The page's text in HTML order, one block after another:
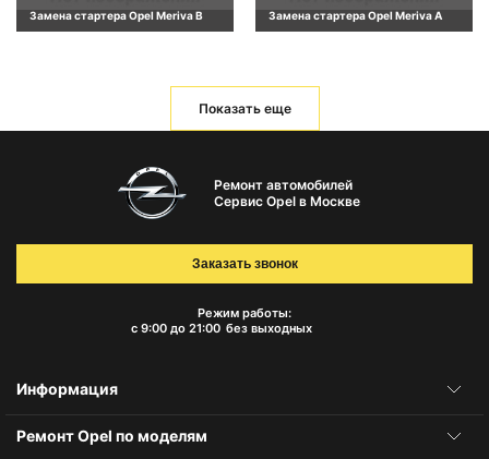
Замена стартера Opel Meriva B Замена стартера Opel Meriva A
Показать еще
Ремонт автомобилей
Сервис Opel в Москве
Режим работы:
с 9:00 до 21:00 без выходных
Заказать звонок
Информация
Ремонт Opel по моделям